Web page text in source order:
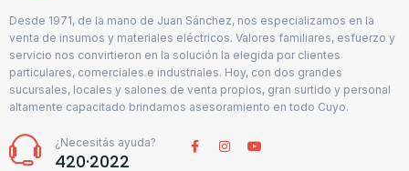
Desde 1971, de la mano de Juan Sánchez, nos especializamos en la
venta de insumos y materiales eléctricos. Valores familiares, esfuerzo y
servicio nos convirtieron en la solución la elegida por clientes
particulares, comerciales e industriales. Hoy, con dos grandes
sucursales, locales y salones de venta propios, gran surtido y personal
altamente capacitado brindamos asesoramiento en todo Cuyo.
¿Necesitás ayuda?
420·2022